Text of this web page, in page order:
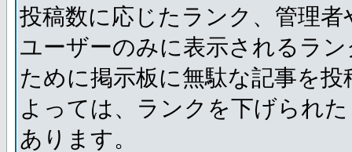
投稿数に応じたランク、管理
ユーザーのみに表示されるラ
ために掲示板に無駄な記事を
よっては、ランクを下げられ
あります。